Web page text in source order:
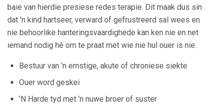
baie van hierdie presiese redes terapie. Dit maak dus sin
dat 'n kind hartseer, verward of gefrustreerd sal wees en
nie behoorlike hanteringsvaardighede kan ken nie en net
iemand nodig hê om te praat met wie nie hul ouer is nie:
Bestuur van 'n ernstige, akute of chroniese siekte
Ouer word geskei
'N Harde tyd met 'n nuwe broer of suster